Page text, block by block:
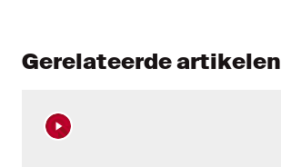
Gerelateerde artikelen